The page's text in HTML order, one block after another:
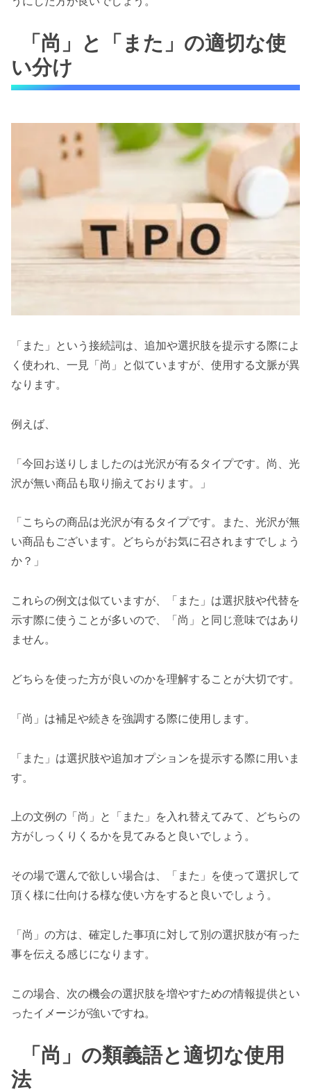
「尚」と「また」の適切な使
い分け
「また」という接続詞は、追加や選択肢を提示する際によ
く使われ、一見「尚」と似ていますが、使用する文脈が異
なります。
例えば、
「今回お送りしましたのは光沢が有るタイプです。尚、光
沢が無い商品も取り揃えております。」
「こちらの商品は光沢が有るタイプです。また、光沢が無
い商品もございます。どちらがお気に召されますでしょう
か？」
これらの例文は似ていますが、「また」は選択肢や代替を
示す際に使うことが多いので、「尚」と同じ意味ではあり
ません。
どちらを使った方が良いのかを理解することが大切です。
「尚」は補足や続きを強調する際に使用します。
「また」は選択肢や追加オプションを提示する際に用いま
す。
上の文例の「尚」と「また」を入れ替えてみて、どちらの
方がしっくりくるかを見てみると良いでしょう。
その場で選んで欲しい場合は、「また」を使って選択して
頂く様に仕向ける様な使い方をすると良いでしょう。
「尚」の方は、確定した事項に対して別の選択肢が有った
事を伝える感じになります。
この場合、次の機会の選択肢を増やすための情報提供とい
ったイメージが強いですね。
「尚」の類義語と適切な使用
法